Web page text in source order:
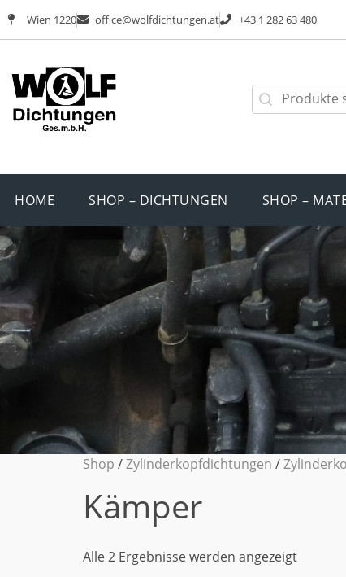
Wien 1220 office@wolfdichtungen.at +43 1 282 63 480
HOME SHOP – DICHTUNGEN SHOP –
Shop /Zylinderkopfdichtungen /
Kämper
Alle 2 Ergebnisse werden angezeigt